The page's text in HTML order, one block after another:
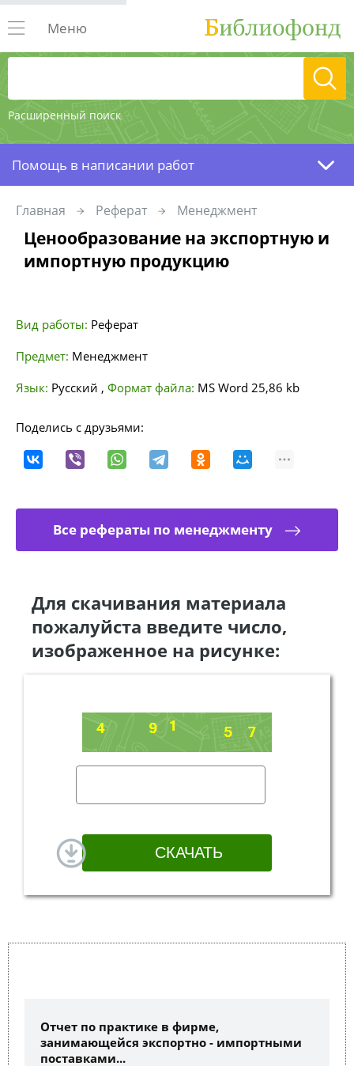
Расширенный поиск
Меню
Помощь в написании работ
Главная Реферат Менеджмент
Ценообразование на экспортную и
импортную продукцию
Вид работы: Реферат
Предмет: Менеджмент
Язык: Русский , Формат файла: MS Word 25,86 kb
Поделись с друзьями:
Все рефераты по менеджменту
Для скачивания материала
пожалуйста введите число,
изображенное на рисунке:
Отчет по практике в фирме,
занимающейся экспортно - импортными
поставками...